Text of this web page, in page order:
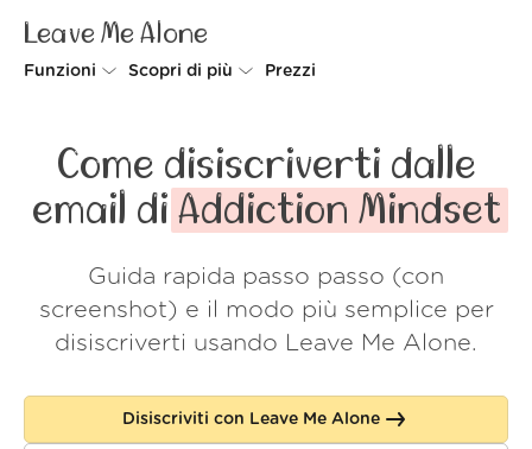
Leave Me Alone
Funzioni
Rollups
Screener
Spam Blocker
Scopri di più
Come funziona
Sicurezza
Wall of Love
Accedi
Prezzi
Come disiscriverti dalle
email di Addiction Mindset
Guida rapida passo passo (con
screenshot) e il modo più semplice per
disiscriverti usando Leave Me Alone.
Disiscriviti con Leave Me Alone